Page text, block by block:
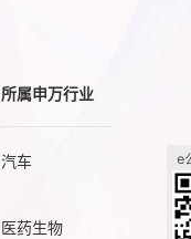
所属申万行业
汽车
医药生物